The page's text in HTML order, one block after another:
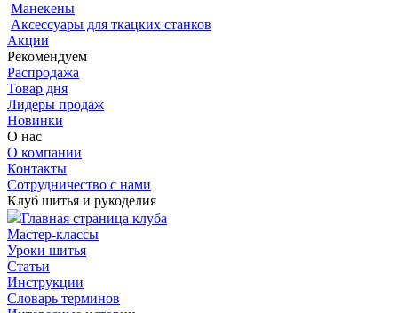
Манекены
Аксессуары для ткацких станков
Акции
Рекомендуем
Распродажа
Товар дня
Лидеры продаж
Новинки
О нас
О компании
Контакты
Сотрудничество с нами
Клуб шитья и рукоделия
Главная страница клуба
Мастер-классы
Уроки шитья
Статьи
Инструкции
Словарь терминов